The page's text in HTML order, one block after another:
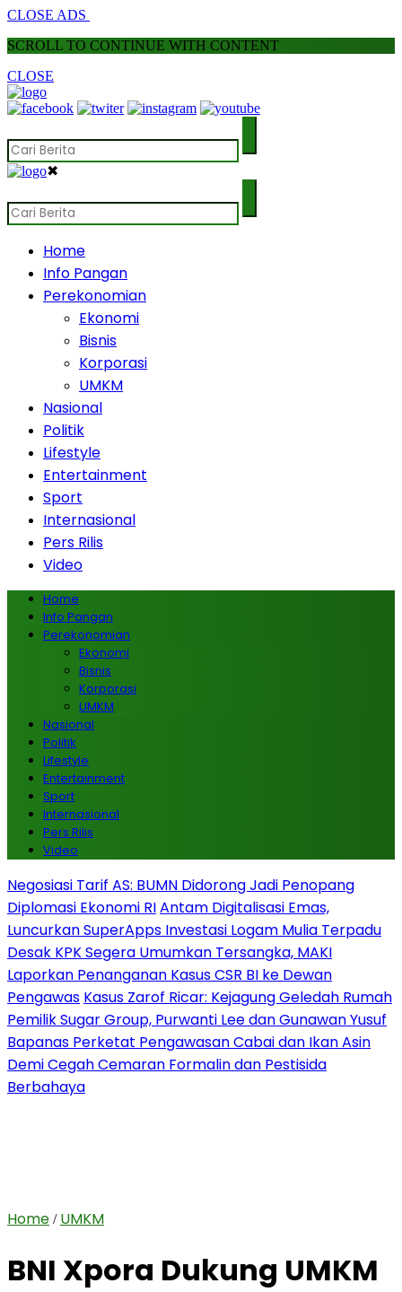
CLOSE ADS
SCROLL TO CONTINUE WITH CONTENT
CLOSE
✖
Home
Info Pangan
Perekonomian
Ekonomi
Bisnis
Korporasi
UMKM
Nasional
Politik
Lifestyle
Entertainment
Sport
Internasional
Pers Rilis
Video
Home
Info Pangan
Perekonomian
Ekonomi
Bisnis
Korporasi
UMKM
Nasional
Politik
Lifestyle
Entertainment
Sport
Internasional
Pers Rilis
Video
Negosiasi Tarif AS: BUMN Didorong Jadi Penopang
Diplomasi Ekonomi RIAntam Digitalisasi Emas,
Luncurkan SuperApps Investasi Logam Mulia Terpadu
Desak KPK Segera Umumkan Tersangka, MAKI
Laporkan Penanganan Kasus CSR BI ke Dewan
Pengawas Kasus Zarof Ricar: Kejagung Geledah Rumah
Pemilik Sugar Group, Purwanti Lee dan Gunawan Yusuf
Bapanas Perketat Pengawasan Cabai dan Ikan Asin
Demi Cegah Cemaran Formalin dan Pestisida
Berbahaya
Home / UMKM
BNI Xpora Dukung UMKM